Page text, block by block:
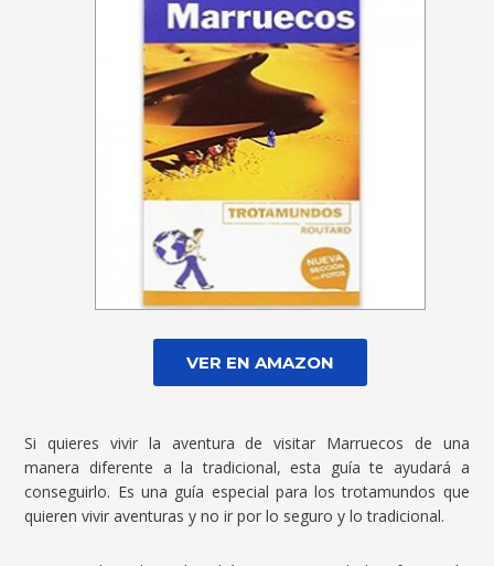
VER EN AMAZON
Si quieres vivir la aventura de visitar Marruecos de una
manera diferente a la tradicional, esta guía te ayudará a
conseguirlo. Es una guía especial para los trotamundos que
quieren vivir aventuras y no ir por lo seguro y lo tradicional.